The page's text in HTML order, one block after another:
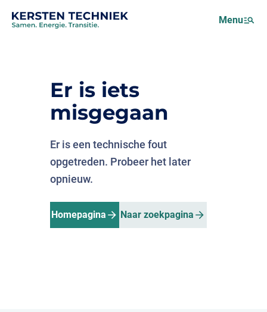
Over ons
Projecten
Menu
Er is iets
misgegaan
Er is een technische fout
opgetreden. Probeer het later
opnieuw.
Homepagina Naar zoekpagina